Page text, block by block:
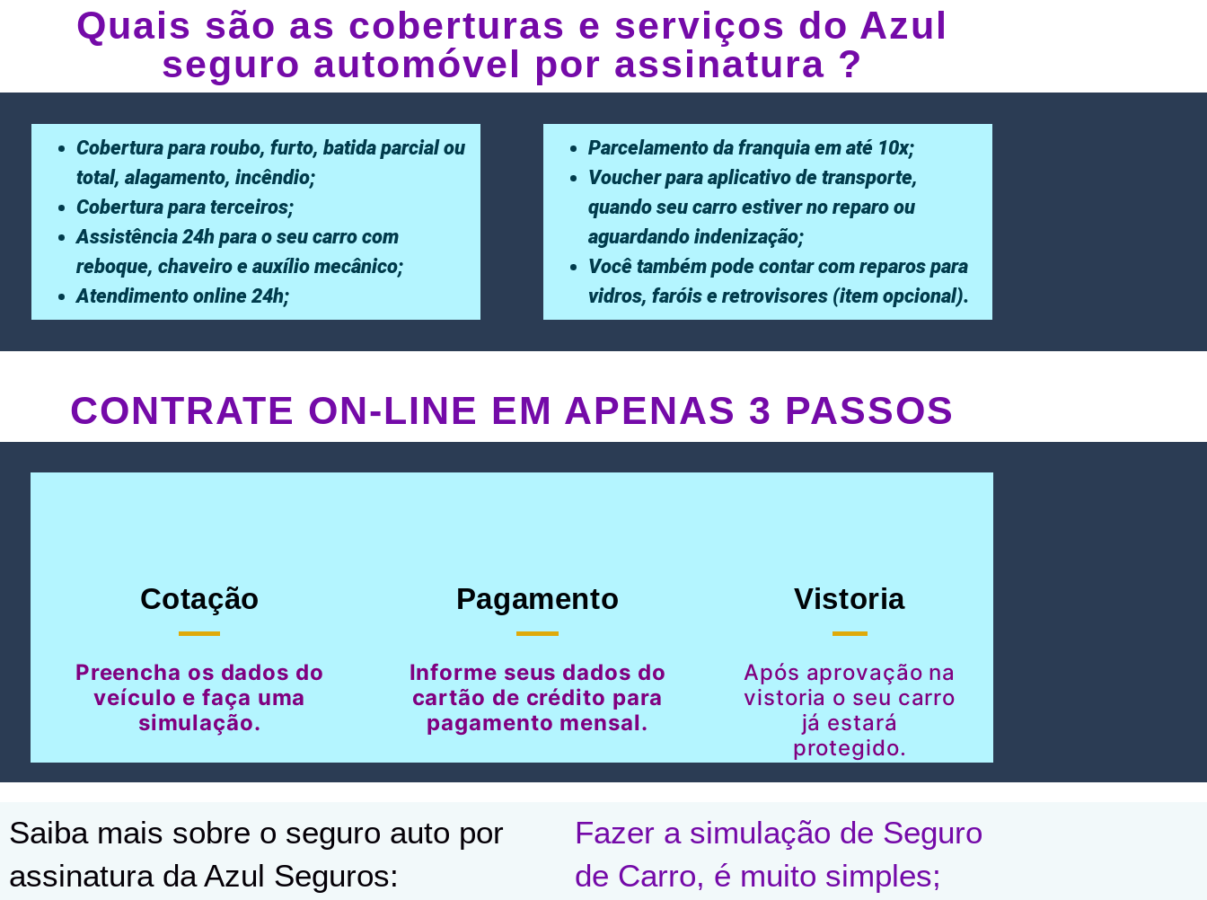
Quais são as coberturas e serviços do Azul
seguro automóvel por assinatura ?
Cobertura para roubo, furto, batida parcial ou
total, alagamento, incêndio;
Cobertura para terceiros;
Assistência 24h para o seu carro com
reboque, chaveiro e auxílio mecânico;
Atendimento online 24h;
Parcelamento da franquia em até 10x;
Voucher para aplicativo de transporte,
quando seu carro estiver no reparo ou
aguardando indenização;
Você também pode contar com reparos para
vidros, faróis e retrovisores (item opcional).
CONTRATE ON-LINE EM APENAS 3 PASSOS
Cotação
Preencha os dados do
veículo e faça uma
simulação.
Pagamento
Informe seus dados do
cartão de crédito para
pagamento mensal.
Vistoria
Após aprovação na
vistoria o seu carro
já estará
protegido.
Saiba mais sobre o seguro auto por
assinatura da Azul Seguros:
Fazer a simulação de Seguro
de Carro, é muito simples;